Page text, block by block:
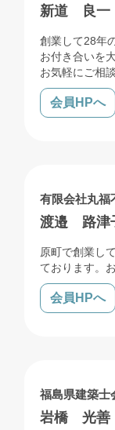
新道 良一
創業して28年
お付き合いを
お気軽にご相
会員HPへ
売買 賃貸
有限会社丸福
渡邉 路津
原町で創業し
ております。
会員HPへ
リフォーム
福島県建築士
岩橋 光善